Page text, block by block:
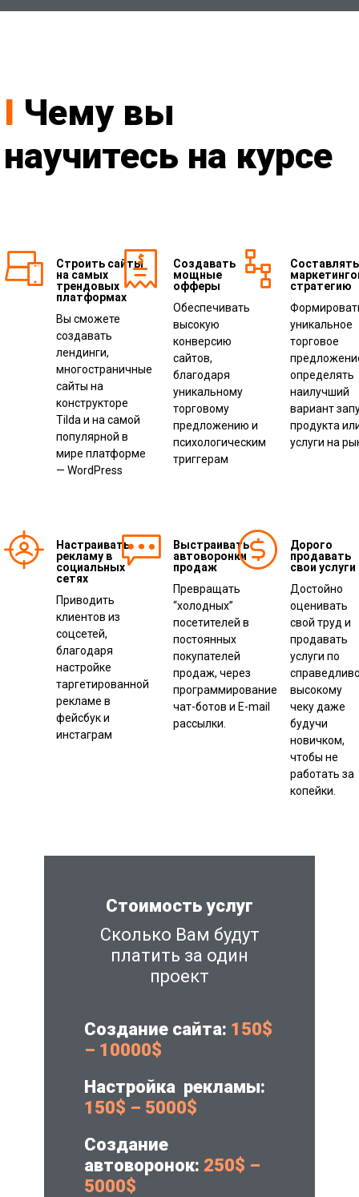
I Чему вы
научитесь на курсе​
Строить сайты
на самых
трендовых
платформах
Вы сможете
создавать
лендинги,
многостраничные
сайты на
конструкторе
Tilda и на самой
популярной в
мире платформе
— WordPress
Создавать
мощные
офферы
Обеспечивать
высокую
конверсию
сайтов,
благодаря
уникальному
торговому
предложению и
психологическим
триггерам
Составлять
стратегию
уникальное
торговое
определять
наилучший
вариант
продукта
услуги на
Настраивать
рекламу в
социальных
сетях
Приводить
клиентов из
соцсетей,
благодаря
настройке
таргетированной
рекламе в
фейсбук и
инстаграм
Выстраивать
автоворонки
продаж
Превращать
“холодных”
посетителей в
постоянных
покупателей
продаж, через
программирование
чат-ботов и E-mail
рассылки.
Дорого
продавать
свои услуги
Достойно
оценивать
свой труд и
продавать
услуги по
высокому
чеку даже
будучи
новичком,
чтобы не
работать за
копейки.
Стоимость услуг
Сколько Вам будут
платить за один
проект
Создание сайта: 150$
– 10000$
Настройка рекламы:
150$ – 5000$
Создание
автоворонок: 250$ –
5000$